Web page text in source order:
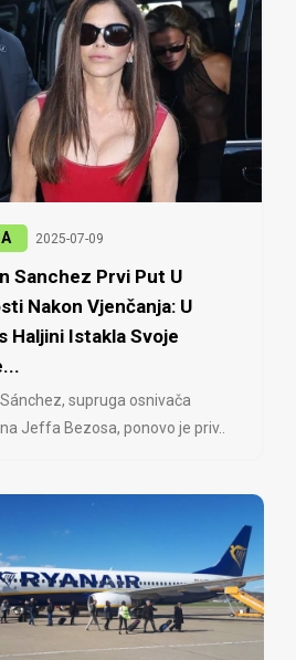
2025-07-09
Sanchez Prvi Put U
Nakon Vjenčanja: U
Haljini Istakla Svoje
supruga osnivača
Jeffa Bezosa, ponovo je priv..